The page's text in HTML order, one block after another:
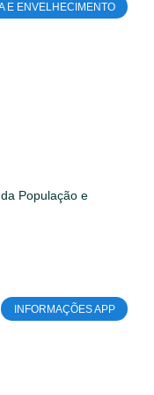
E ENVELHECIMENTO
População e
INFORMAÇÕES APP